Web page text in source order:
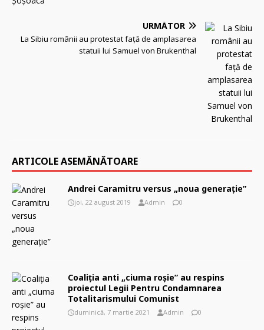
URMĂTOR
La Sibiu românii au protestat față de amplasarea
statuii lui Samuel von Brukenthal
ARTICOLE ASEMĂNĂTOARE
Andrei Caramitru versus „noua generație”
joi, 22 august 2019 Admin 0
Coaliţia anti „ciuma roşie” au respins
proiectul Legii Pentru Condamnarea
Totalitarismului Comunist
duminică, 7 martie 2021 Admin 0